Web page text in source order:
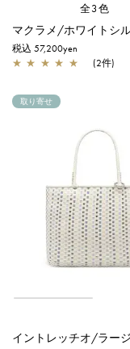
全3色
マクラメ/ホワイトシ
税込 57,200yen
★ ★ ★ ★ ★ (2件)
取り寄せ